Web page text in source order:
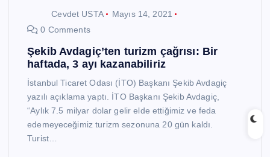
Cevdet USTA
Mayıs 14, 2021
0 Comments
Şekib Avdagiç’ten turizm çağrısı: Bir
haftada, 3 ayı kazanabiliriz
İstanbul Ticaret Odası (İTO) Başkanı Şekib Avdagiç
yazılı açıklama yaptı. İTO Başkanı Şekib Avdagiç,
“Aylık 7.5 milyar dolar gelir elde ettiğimiz ve feda
edemeyeceğimiz turizm sezonuna 20 gün kaldı.
Turist…